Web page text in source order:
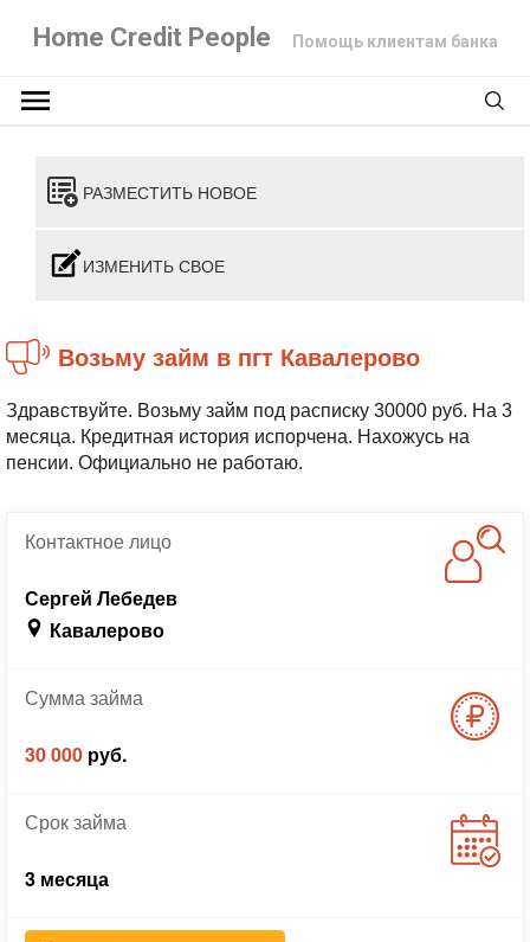
Home Credit People Помощь клиентам банка
РАЗМЕСТИТЬ НОВОЕ
ИЗМЕНИТЬ СВОЕ
Возьму займ в пгт Кавалерово
Здравствуйте. Возьму займ под расписку 30000 руб. На 3
месяца. Кредитная история испорчена. Нахожусь на
пенсии. Официально не работаю.
Контактноелицо
Сергей Лебедев
Кавалерово
Суммазайма
30 000 руб.
Срокзайма
3 месяца